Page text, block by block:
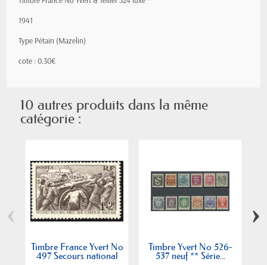
1941
Type Pétain (Mazelin)
cote : 0.30€
10 autres produits dans la même
catégorie :
Timbre France Yvert No
497 Secours national
Timbre Yvert No 526-
537 neuf ** Série...
‹ ›